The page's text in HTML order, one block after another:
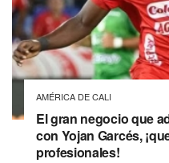
AMÉRICA DE CALI
El gran negocio que
con Yojan Garcés,
profesionales!